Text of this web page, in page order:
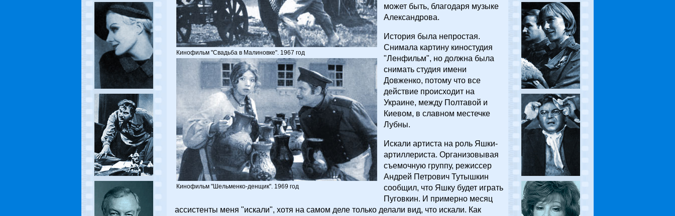
Кинофильм "Свадьба в Малиновке". 1967 год
Кинофильм "Шельменко-денщик". 1969 год
может быть, благодаря музыке
Александрова.
История была непростая.
Снимала картину киностудия
"Ленфильм", но должна была
снимать студия имени
Довженко, потому что все
действие происходит на
Украине, между Полтавой и
Киевом, в славном местечке
Лубны.
Искали артиста на роль Яшки-
артиллериста. Организовывая
съемочную группу, режиссер
Андрей Петрович Тутышкин
сообщил, что Яшку будет играть
Пуговкин. И примерно месяц
ассистенты меня "искали", хотя на самом деле только делали вид, что искали. Как